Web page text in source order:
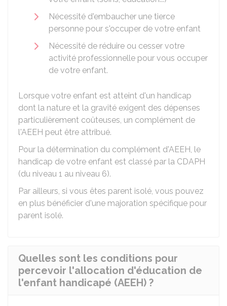
Nécessité d'embaucher une tierce
personne pour s'occuper de votre enfant
Nécessité de réduire ou cesser votre
activité professionnelle pour vous occuper
de votre enfant.
Lorsque votre enfant est atteint d'un handicap
dont la nature et la gravité exigent des dépenses
particulièrement coûteuses, un complément de
l'AEEH peut être attribué.
Pour la détermination du complément d'AEEH, le
handicap de votre enfant est classé par la CDAPH
(du niveau 1 au niveau 6).
Par ailleurs, si vous êtes parent isolé, vous pouvez
en plus bénéficier d'une majoration spécifique pour
parent isolé.
Quelles sont les conditions pour
percevoir l'allocation d'éducation de
l'enfant handicapé (AEEH) ?